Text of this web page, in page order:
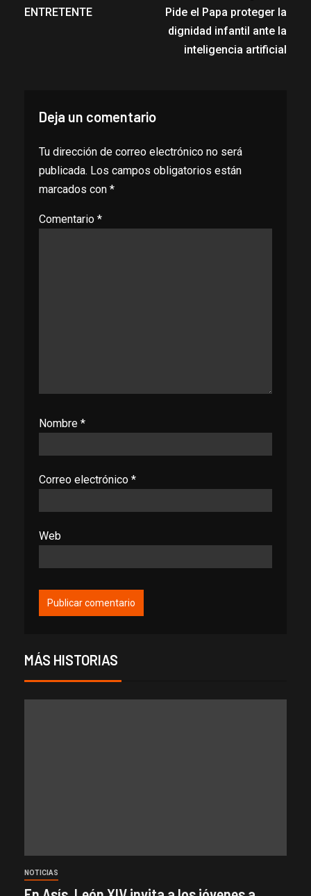
ENTRETENTE
Pide el Papa proteger la
dignidad infantil ante la
inteligencia artificial
Deja un comentario
Tu dirección de correo electrónico no será
publicada. Los campos obligatorios están
marcados con *
Comentario *
Nombre *
Correo electrónico *
Web
MÁS HISTORIAS
NOTICIAS